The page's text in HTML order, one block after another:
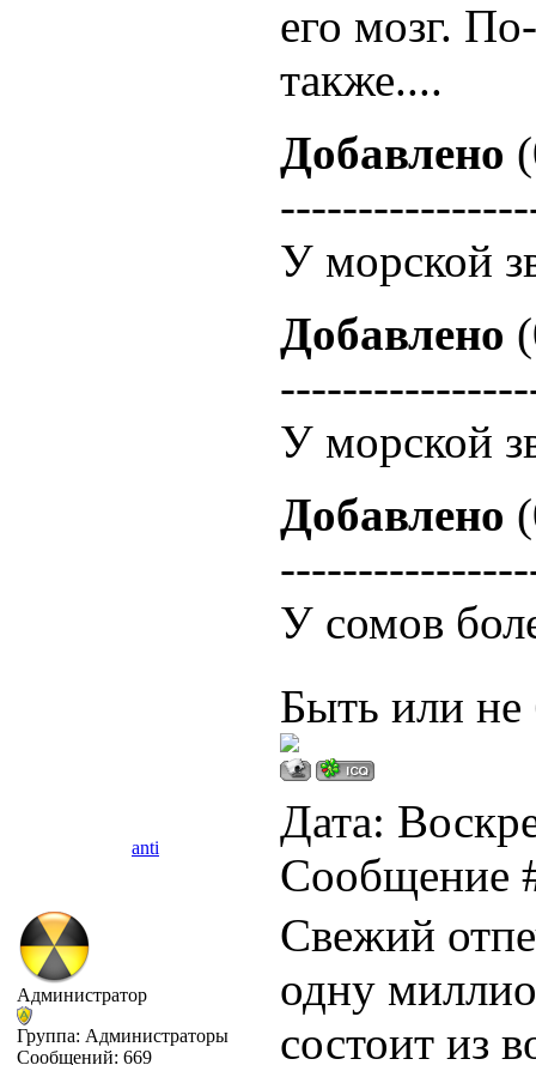
его мозг.
также....
Добавлено
У морской
Добавлено
У морской
Добавлено
У сомов
Быть или не
anti
Дата:
Сообщение
Администратор
Группа: Администраторы
Сообщений: 669
Свежий
одну
состоит из